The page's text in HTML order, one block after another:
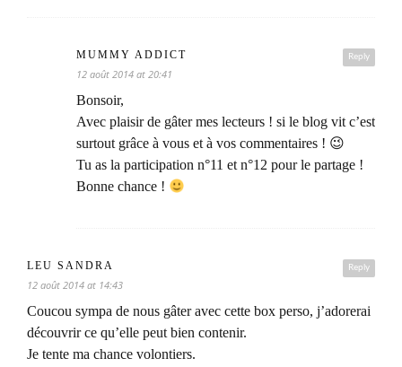
Reply
MUMMY ADDICT
12 août 2014 at 20:41
Bonsoir,
Avec plaisir de gâter mes lecteurs ! si le blog vit c’est
surtout grâce à vous et à vos commentaires ! 😉
Tu as la participation n°11 et n°12 pour le partage !
Bonne chance !
Reply
LEU SANDRA
12 août 2014 at 14:43
Coucou sympa de nous gâter avec cette box perso, j’adorerai
découvrir ce qu’elle peut bien contenir.
Je tente ma chance volontiers.